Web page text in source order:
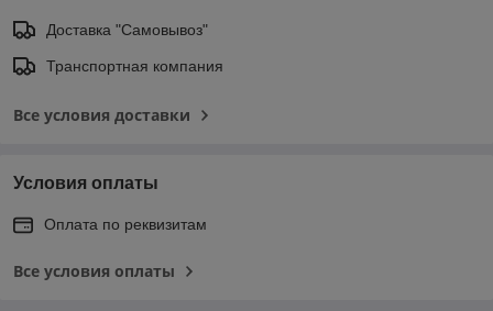
Доставка "Самовывоз"
Транспортная компания
Все условия доставки
Условия оплаты
Оплата по реквизитам
Все условия оплаты